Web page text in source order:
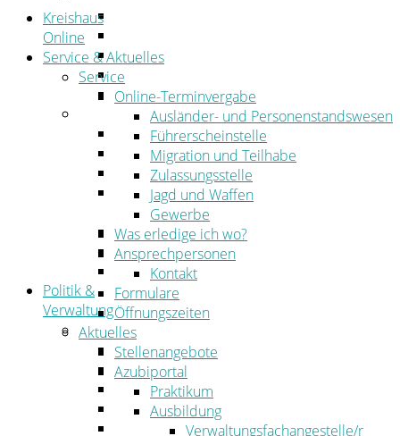
Ansprechpersonen
Formulare
Öffnungszeiten
Aktuelles
Stellenangebote
Azubiportal
Pressemitteilungen
Bekanntmachungen & öffentliche
Zustellungen
Kehrbezirksausschreibungen
Amtsblatt
Öffentliche Ausschreibungen
Politik &
Verwaltung
Politik
Kreistag
Kreistagsinformationssystem
Bürgerinformationssystem
Wahlen
Kreishaus
Online
Service & Aktuelles
Service
Online-Terminvergabe
Ausländer- und Personenstandswesen
Führerscheinstelle
Migration und Teilhabe
Zulassungsstelle
Jagd und Waffen
Gewerbe
Was erledige ich wo?
Ansprechpersonen
Kontakt
Formulare
Öffnungszeiten
Aktuelles
Stellenangebote
Azubiportal
Praktikum
Ausbildung
Verwaltungsfachangestelle/r